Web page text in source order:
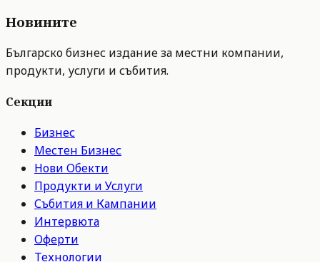
Новините
Българско бизнес издание за местни компании,
продукти, услуги и събития.
Секции
Бизнес
Местен Бизнес
Нови Обекти
Продукти и Услуги
Събития и Кампании
Интервюта
Оферти
Технологии